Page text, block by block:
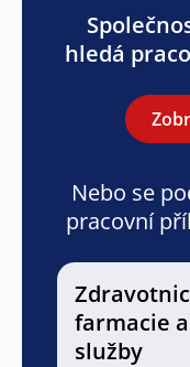
hledá
Nebo se
pracovní
farmacie
služby